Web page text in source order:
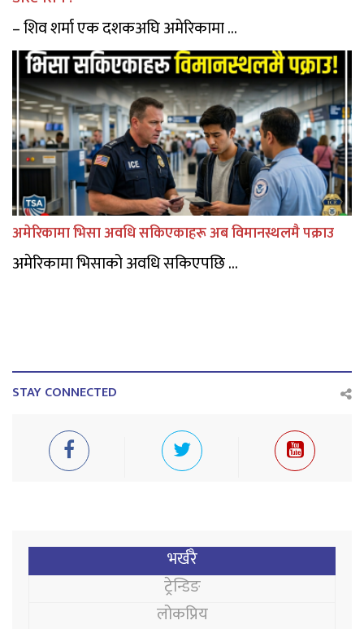
– शिव शर्मा एक दशकअघि अमेरिकामा ...
अमेरिकामा भिसा अवधि सकिएकाहरू अब विमानस्थलमै पक्राउ
अमेरिकामा भिसाको अवधि सकिएपछि ...
STAY CONNECTED
भर्खरै
ट्रेन्डिङ
लोकप्रिय